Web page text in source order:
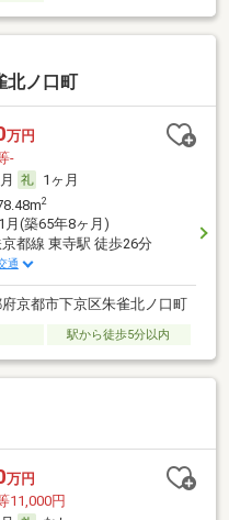
北ノ口町
万円
-
1ヶ月
2
月(築65年8ヶ月)
都線 東寺駅 徒歩26分
通
京都市下京区朱雀北ノ口町
駅から徒歩5分以内
万円
11,000円